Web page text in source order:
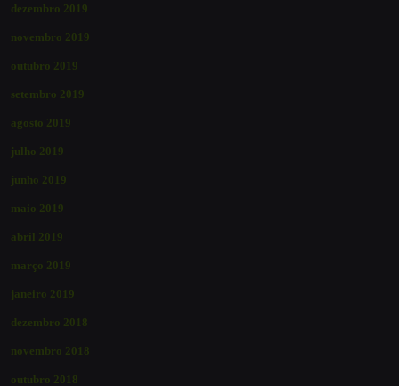
dezembro 2019
novembro 2019
outubro 2019
setembro 2019
agosto 2019
julho 2019
junho 2019
maio 2019
abril 2019
março 2019
janeiro 2019
dezembro 2018
novembro 2018
outubro 2018